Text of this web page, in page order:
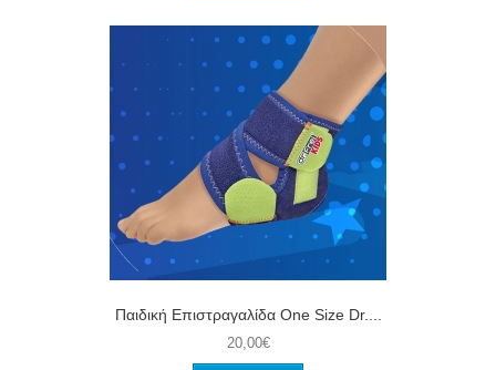
Παιδική Επιστραγαλίδα One Size Dr....
20,00€